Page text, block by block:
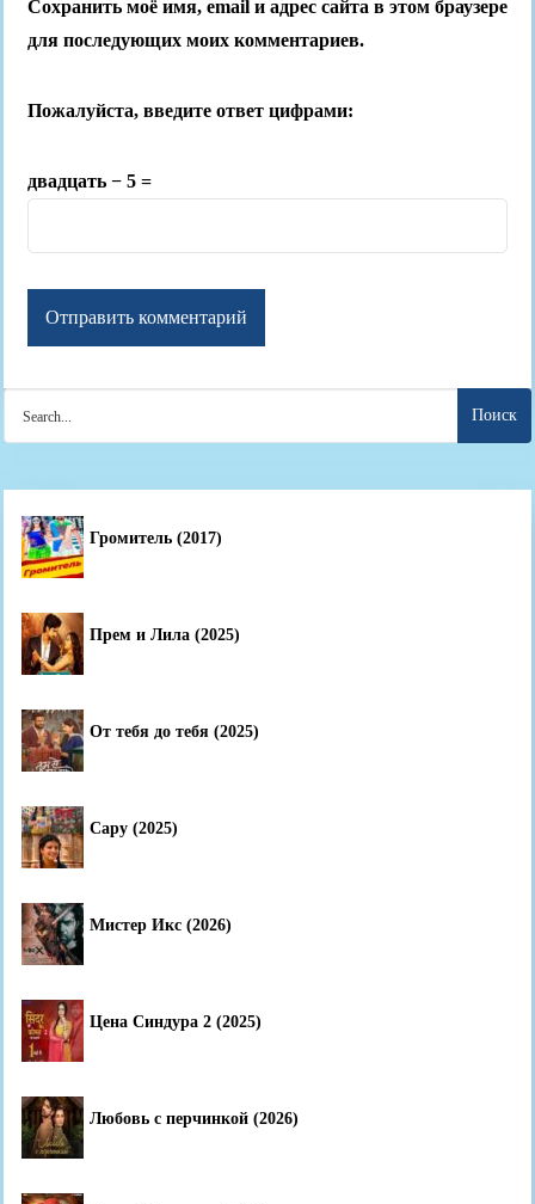
Сохранить моё имя, email и адрес сайта в этом браузере
для последующих моих комментариев.
Пожалуйста, введите ответ цифрами:
двадцать − 5 =
for:
Громитель (2017)
Прем и Лила (2025)
От тебя до тебя (2025)
Сару (2025)
Мистер Икс (2026)
Цена Синдура 2 (2025)
Любовь с перчинкой (2026)